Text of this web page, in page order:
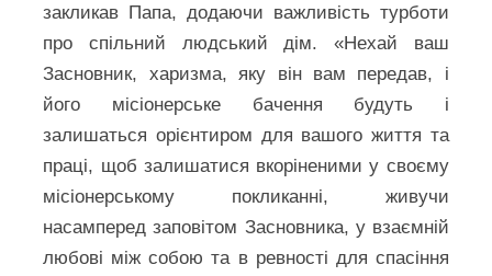
закликав Папа, додаючи важливість турботи
про спільний людський дім. «Нехай ваш
Засновник, харизма, яку він вам передав, і
його місіонерське бачення будуть і
залишаться орієнтиром для вашого життя та
праці, щоб залишатися вкоріненими у своєму
місіонерському покликанні, живучи
насамперед заповітом Засновника, у взаємній
любові між собою та в ревності для спасіння